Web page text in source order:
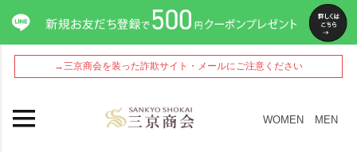
→三京商会を装った詐欺サイト・メールにご注意ください
WOMEN MEN